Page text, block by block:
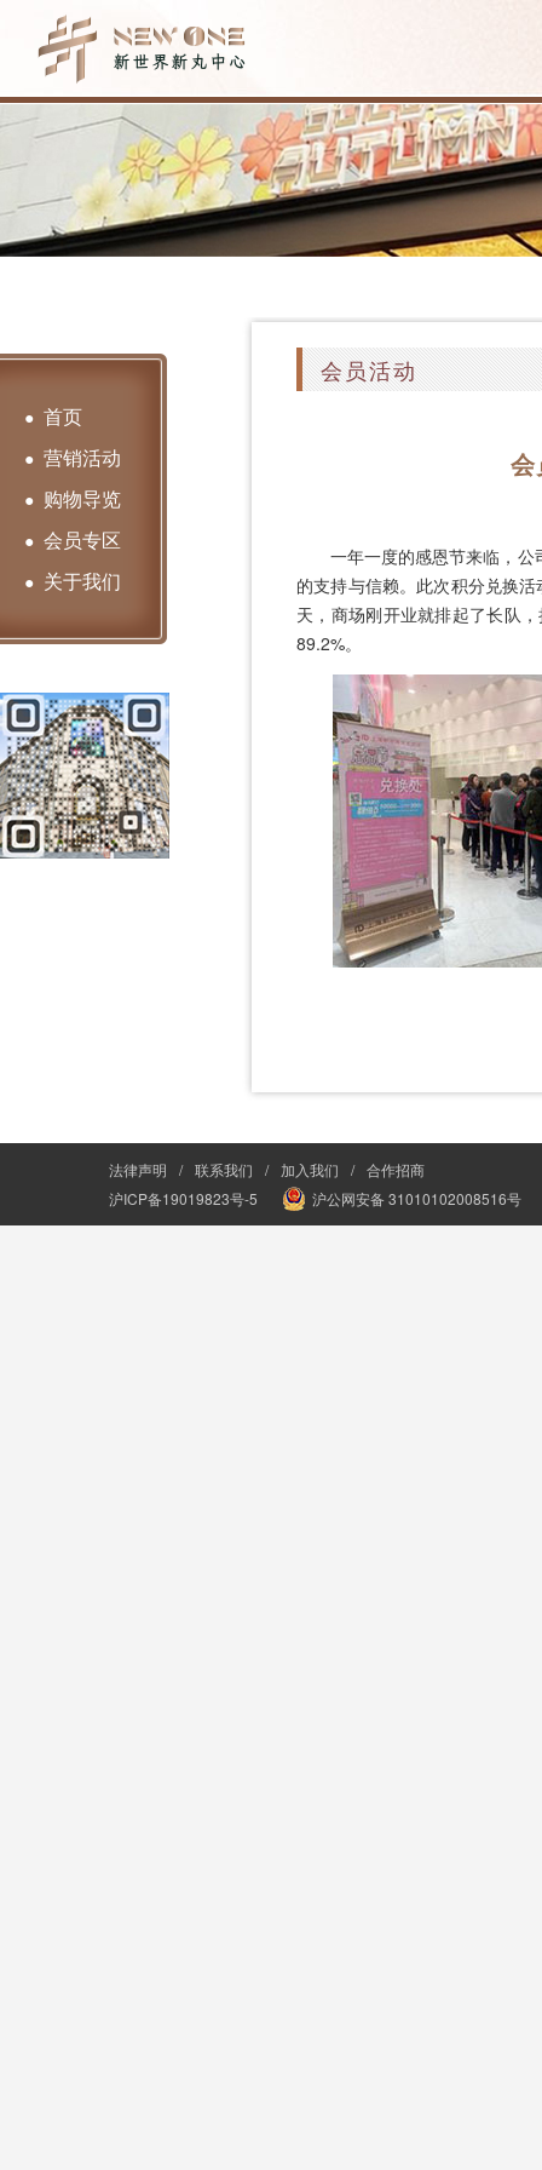
● 首页
● 营销活动
● 购物导览
● 会员专区
● 关于我们
会员活动
一年一度的感恩节来临，公
的支持与信赖。此次积分兑换
天，商场刚开业就排起了长队
89.2%。
法律声明 / 联系我们 / 加入我们 / 合作招商
沪ICP备19019823号-5
沪公网安备 31010102008516号